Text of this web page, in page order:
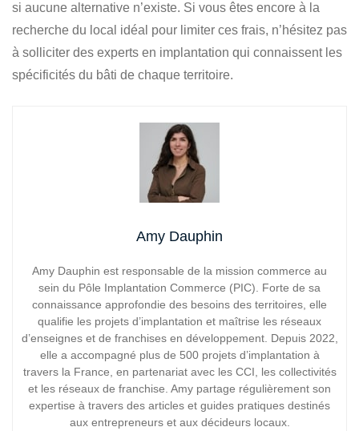
si aucune alternative n’existe. Si vous êtes encore à la
recherche du local idéal pour limiter ces frais, n’hésitez pas
à solliciter des experts en implantation qui connaissent les
spécificités du bâti de chaque territoire.
Amy Dauphin
Amy Dauphin est responsable de la mission commerce au
sein du Pôle Implantation Commerce (PIC). Forte de sa
connaissance approfondie des besoins des territoires, elle
qualifie les projets d’implantation et maîtrise les réseaux
d’enseignes et de franchises en développement. Depuis 2022,
elle a accompagné plus de 500 projets d’implantation à
travers la France, en partenariat avec les CCI, les collectivités
et les réseaux de franchise. Amy partage régulièrement son
expertise à travers des articles et guides pratiques destinés
aux entrepreneurs et aux décideurs locaux.